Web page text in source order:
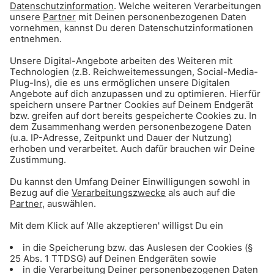
Mike Thiel
Die Mike Thiel Show